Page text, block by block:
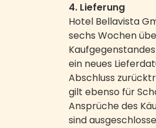
4. Lieferung
Hotel Bellavista
sechs Wochen
ein neues
Abschluss
gilt ebenso für
Ansprüche des
sind